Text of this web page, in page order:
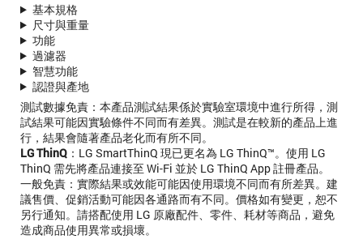
基本規格
尺寸與重量
功能
過濾器
智慧功能
認證與產地
測試數據免責 ：本產品測試結果係於實驗室環境中進行所得，測
試結果可能因實驗條件不同而有差異。測試是在較新的產品上進
行，結果會隨著產品老化而有所不同。
LG ThinQ ：LG SmartThinQ 現已更名為 LG ThinQ™。使用 LG
ThinQ 需先將產品連接至 Wi-Fi 並於 LG ThinQ App 註冊產品。
一般免責 ：實際結果或效能可能因使用環境不同而有所差異。建
議售價、促銷活動可能因各通路而有不同。價格如有變更，恕不
另行通知。請搭配使用 LG 原廠配件、零件、耗材等商品，避免
造成商品使用異常或損壞。